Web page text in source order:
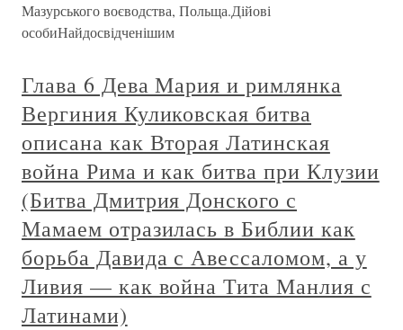
Мазурського воєводства, Польща.Дійові
особиНайдосвідченішим
Глава 6 Дева Мария и римлянка
Вергиния Куликовская битва
описана как Вторая Латинская
война Рима и как битва при Клузии
(Битва Дмитрия Донского с
Мамаем отразилась в Библии как
борьба Давида с Авессаломом, а у
Ливия — как война Тита Манлия с
Латинами)